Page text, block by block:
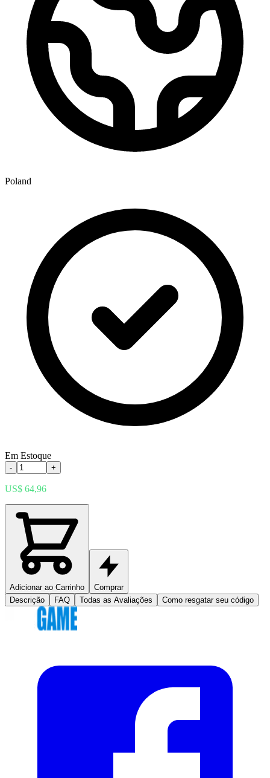
Poland
Em Estoque
- +
US$ 64,96
Adicionar ao Carrinho
Comprar
Descrição
FAQ Todas as Avaliações Como resgatar seu código